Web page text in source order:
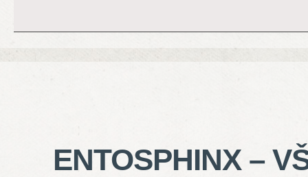
ENTOSPHINX –